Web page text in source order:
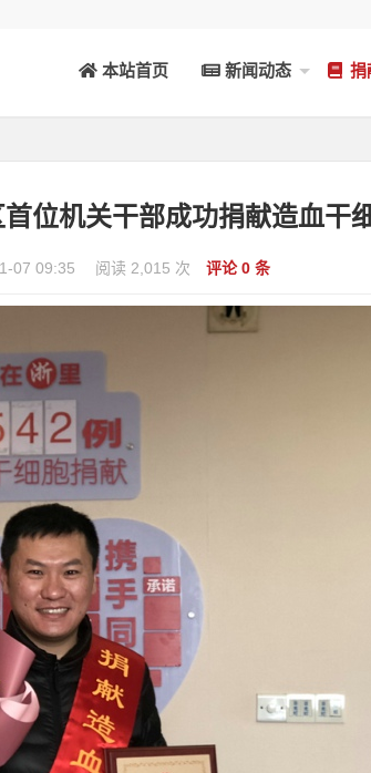
本站首页 新闻动态 捐
位机关干部成功捐献造血干
07 09:35 阅读 2,015 次 评论 0 条